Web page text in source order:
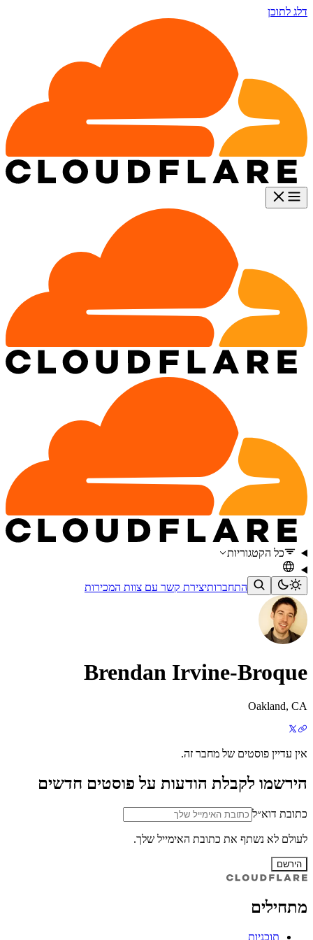
דלג לתוכן
כל הקטגוריות
התחברותיצירת קשר עם צוות המכירות
Brendan Irvine-Broque
Oakland, CA
אין עדיין פוסטים של מחבר זה.
הירשמו לקבלת הודעות על פוסטים חדשים
כתובת דוא״ל
לעולם לא נשתף את כתובת האימייל שלך.
הירשם
מתחילים
תוכניות